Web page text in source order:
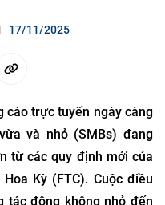
17/11/2025
cáo trực tuyến ngày càng
và nhỏ (SMBs) đang
từ các quy định mới của
Kỳ (FTC). Cuộc điều
tác động không nhỏ đến